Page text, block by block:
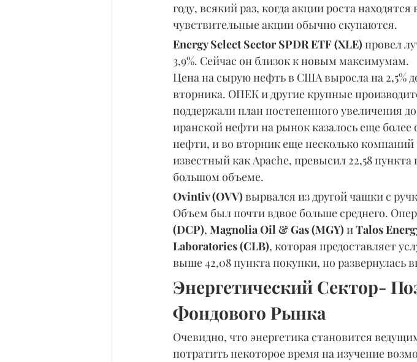
году, всякий раз, когда акции роста
чувствительные акции обычно скупаются.
Energy Select Sector SPDR ETF (XLE) провел
3,9%. Сейчас он близок к новым максимумам.
Цена на сырую нефть в США выросла на 2,5%
вторника. ОПЕК и другие крупные
поддержали план постепенного увеличения
иранской нефти на рынок казалось еще
нефти, и во вторник еще несколько
известный как Apache, превысил 22,58
большом объеме.
Ovintiv (OVV) вырвался из другой чашки с
Объем был почти вдвое больше среднего.
(DCP), Magnolia Oil & Gas (MGY) и Talos
Laboratories (CLB), которая предоставляет
выше 42,08 пункта покупки, но развернулась
Энергетический Сектор-
Фондового Рынка
Очевидно, что энергетика становится
потратить некоторое время на изучение